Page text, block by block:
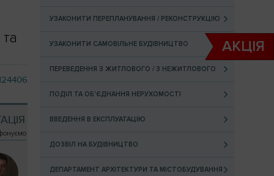
УЗАКОНИТИ ПЕРЕПЛАНУВАННЯ / РЕКОНСТРУКЦІЮ
УЗАКОНИТИ САМОВІЛЬНЕ БУДІВНИЦТВО
ПЕРЕВЕДЕННЯ З ЖИТЛОВОГО / З НЕЖИТЛОВОГО
ПОДІЛ ТА ОБ'ЄДНАННЯ НЕРУХОМОСТІ
ВВЕДЕННЯ В ЕКСПЛУАТАЦІЮ
ДОЗВІЛ НА БУДІВНИЦТВО
ДЕПАРТАМЕНТ АРХІТЕКТУРИ ТА МІСТОБУДУВАННЯ
АКЦIЯ